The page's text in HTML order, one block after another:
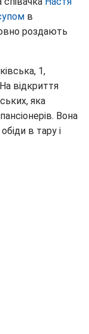
в
роздають
1,
відкриття
яка
Вона
в тару і